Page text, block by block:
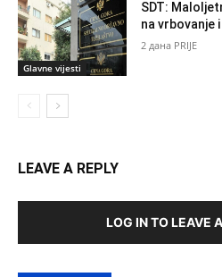
Glavne vijesti
SDT:
na vrbovanje
2 дана PRIJE
LEAVE A REPLY
LOG IN TO LEAVE